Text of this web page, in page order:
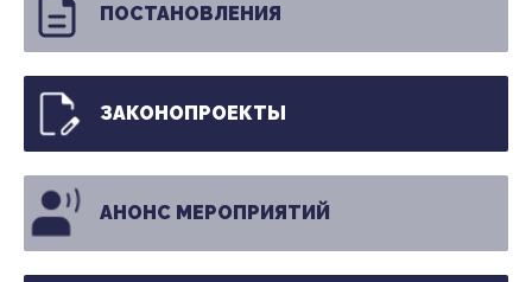
ПОСТАНОВЛЕНИЯ
ЗАКОНОПРОЕКТЫ
АНОНС МЕРОПРИЯТИЙ